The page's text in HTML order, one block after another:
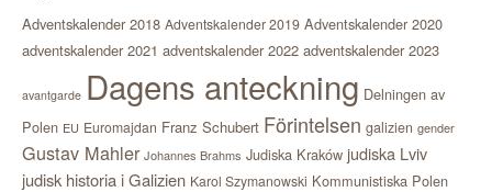
Adventskalender 2018 Adventskalender 2019 Adventskalender 2020
adventskalender 2021 adventskalender 2022 adventskalender 2023
avantgarde Dagens anteckning Delningen av
Polen EU Euromajdan Franz Schubert Förintelsen galizien gender
Gustav Mahler Johannes Brahms Judiska Kraków judiska Lviv
judisk historia i Galizien Karol Szymanowski Kommunistiska Polen